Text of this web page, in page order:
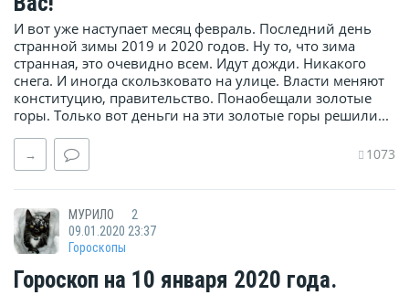
И вот уже наступает месяц февраль. Последний день
странной зимы 2019 и 2020 годов. Ну то, что зима
странная, это очевидно всем. Идут дожди. Никакого
снега. И иногда скользковато на улице. Власти меняют
конституцию, правительство. Понаобещали золотые
горы. Только вот деньги на эти золотые горы решили...
→ 1073
МУРИЛО
2
09.01.2020 23:37
Гороскопы
Гороскоп на 10 января 2020 года.